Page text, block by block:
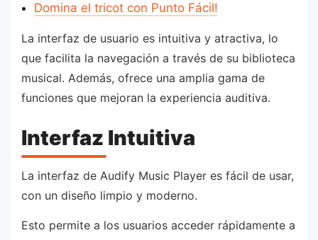
Domina el tricot con Punto Fácil!
La interfaz de usuario es intuitiva y atractiva, lo
que facilita la navegación a través de su biblioteca
musical. Además, ofrece una amplia gama de
funciones que mejoran la experiencia auditiva.
Interfaz Intuitiva
La interfaz de Audify Music Player es fácil de usar,
con un diseño limpio y moderno.
Esto permite a los usuarios acceder rápidamente a